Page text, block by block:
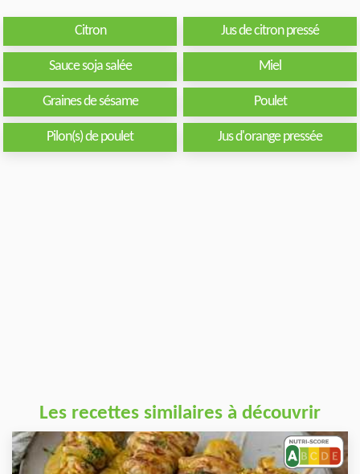
Citron Jus de citron pressé
Sauce soja salée Miel
Graines de sésame Poulet
Pilon(s) de poulet Jus d'orange pressée
Les recettes similaires à découvrir